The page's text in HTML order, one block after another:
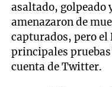
asaltado, golpeado
amenazaron de
capturados, pero el
principales
cuenta de Twitter.